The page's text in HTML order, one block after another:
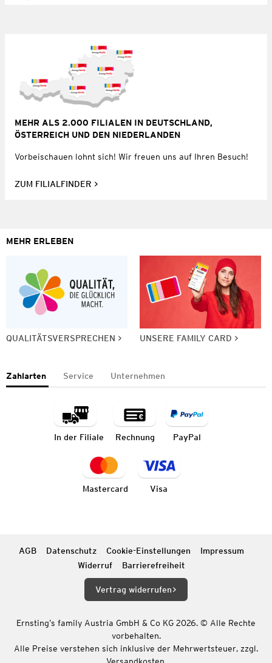
MEHR ALS 2.000 FILIALEN IN DEUTSCHLAND,
ÖSTERREICH UND DEN NIEDERLANDEN
Vorbeischauen lohnt sich! Wir freuen uns auf Ihren Besuch!
ZUM FILIALFINDER
MEHR ERLEBEN
QUALITÄTSVERSPRECHEN UNSERE FAMILY CARD
Zahlarten Service Unternehmen
In der Filiale Rechnung PayPal
Mastercard Visa
AGB Datenschutz Cookie-Einstellungen
Impressum
Widerruf
Barrierefreiheit
Vertrag widerrufen
Ernsting’s family Austria GmbH & Co KG 2026. © Alle Rechte
vorbehalten.
Alle Preise verstehen sich inklusive der Mehrwertsteuer, zzgl.
Versandkosten.